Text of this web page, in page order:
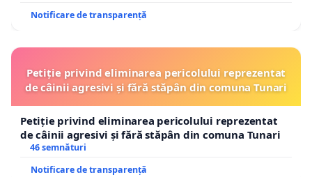
Notificare de transparență
Petiție privind eliminarea pericolului reprezentat
de câinii agresivi și fără stăpân din comuna Tunari
Petiție privind eliminarea pericolului reprezentat
de câinii agresivi și fără stăpân din comuna Tunari
46 semnături
Notificare de transparență